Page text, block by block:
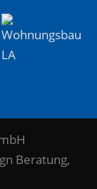
Beratung,